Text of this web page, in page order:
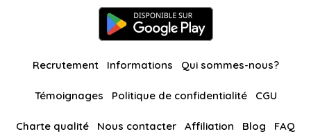
Recrutement Informations Qui sommes-nous?
Témoignages Politique de confidentialité CGU
Charte qualité Nous contacter Affiliation Blog FAQ